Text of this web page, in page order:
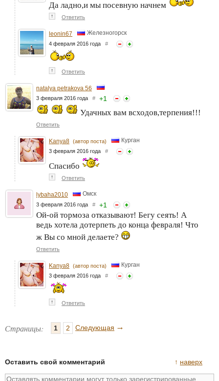
Да ладно,и мы посевную начнем
↑ Ответить
leonin67 Железногорск
4 февраля 2016 года #
↑ Ответить
natalya petrakova 56
3 февраля 2016 года # +1
Удачных вам всходов,терпения!!!
Ответить
Kanya8 (автор поста) Курган
3 февраля 2016 года #
Спасибо
↑ Ответить
lybaha2010 Омск
3 февраля 2016 года # +1
Ой-ой тормоза отказывают! Бегу сеять! А
ведь хотела дотерпеть до конца февраля! Что
ж Вы со мной делаете?
Ответить
Kanya8 (автор поста) Курган
3 февраля 2016 года #
↑ Ответить
Страницы: 1 2 Следующая →
↑ наверх
Оставить свой комментарий